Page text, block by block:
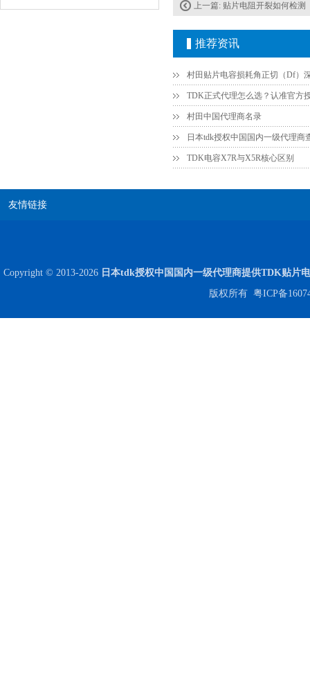
上一篇: 贴片电阻开裂如何检测
推荐资讯
村田中国代理商名录
日本tdk授权中国国内一级代理商
TDK电容X7R与X5R核心区别
友情链接
Copyright © 2013-2026 日本tdk授权中国国内一级代理商提供TDK贴片
版权所有 粤ICP备